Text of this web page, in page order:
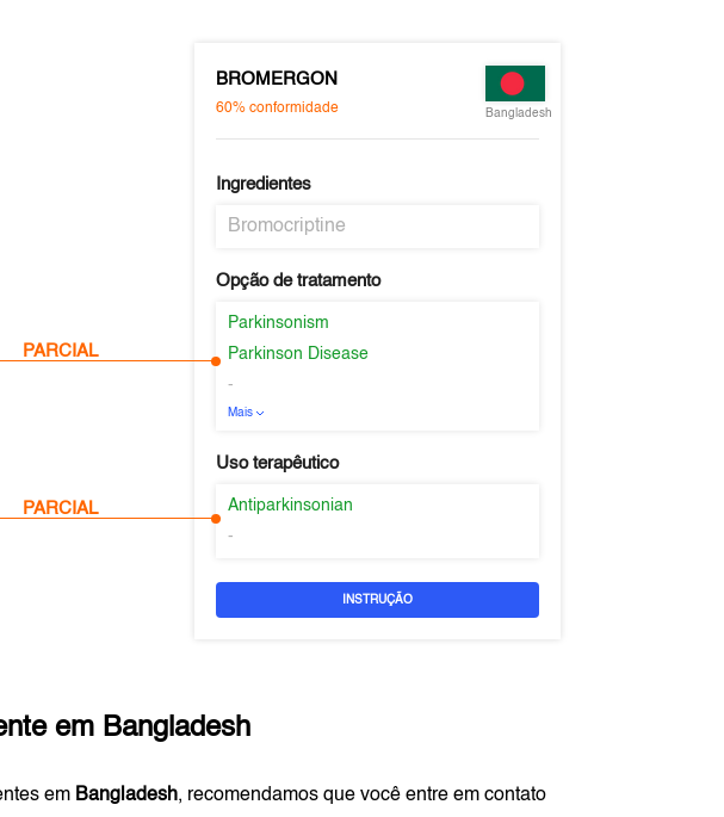
PARCIAL
PARCIAL
BROMERGON
60% conformidade Bangladesh
Ingredientes
Bromocriptine
Opção de tratamento
Parkinsonism
Parkinson Disease
-
Mais
Uso terapêutico
Antiparkinsonian
-
INSTRUÇÃO
em Bangladesh
em Bangladesh, recomendamos que você entre em contato